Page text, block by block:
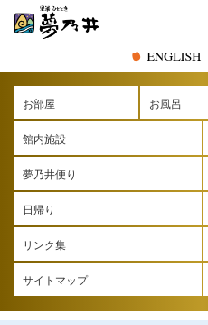
お部屋 お風呂
館内施設
夢乃井便り
日帰り
リンク集
サイトマップ